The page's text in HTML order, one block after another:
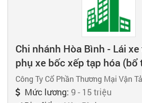
Chi nhánh Hòa Bình - Lái
phụ xe bốc xếp tạp hóa (bổ
Công Ty Cổ Phần Thương Mại Vận
Mức lương: 9 - 15 triệu